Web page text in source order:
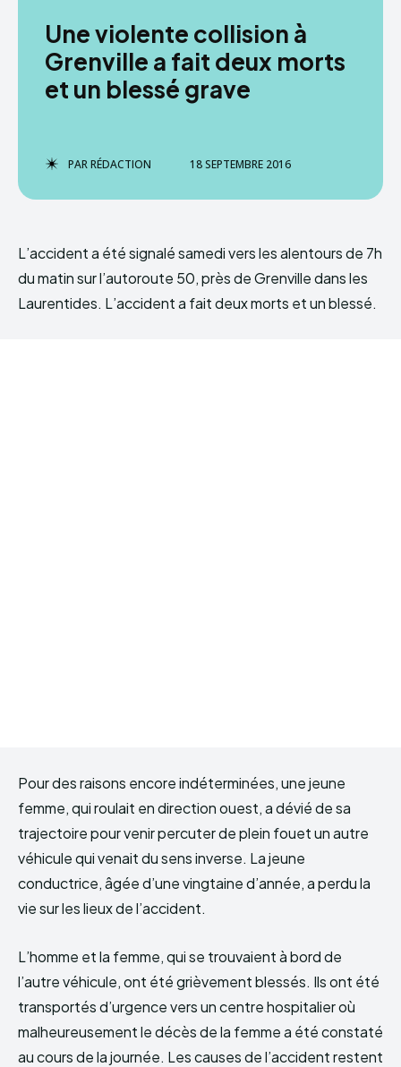
Une violente collision à
Grenville a fait deux morts
et un blessé grave
PARRÉDACTION 18 SEPTEMBRE 2016
L’accident a été signalé samedi vers les alentours de 7h
du matin sur l’autoroute 50, près de Grenville dans les
Laurentides. L’accident a fait deux morts et un blessé.
Pour des raisons encore indéterminées, une jeune
femme, qui roulait en direction ouest, a dévié de sa
trajectoire pour venir percuter de plein fouet un autre
véhicule qui venait du sens inverse. La jeune
conductrice, âgée d’une vingtaine d’année, a perdu la
vie sur les lieux de l’accident.
L’homme et la femme, qui se trouvaient à bord de
l’autre véhicule, ont été grièvement blessés. Ils ont été
transportés d’urgence vers un centre hospitalier où
malheureusement le décès de la femme a été constaté
au cours de la journée. Les causes de l’accident restent